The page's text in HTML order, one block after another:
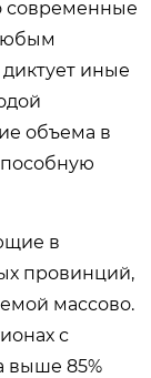
современные
иные
объема в
в
провинций,
массово.
с
выше 85%